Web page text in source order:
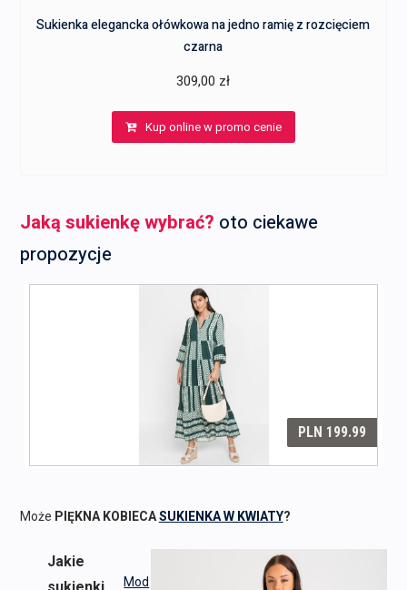
Sukienka elegancka ołówkowa na jedno ramię z rozcięciem
czarna
309,00 zł
Kup online w promo cenie
Jaką sukienkę wybrać? oto ciekawe
propozycje
Może PIĘKNA KOBIECASUKIENKA W KWIATY?
Mod
Jakie
sukienki